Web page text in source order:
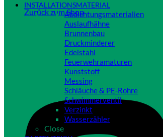
Zurück zum Shop
INSTALLATIONSMATERIAL
Abdichtungsmaterialien
Auslaufhähne
Brunnenbau
Druckminderer
Edelstahl
Feuerwehramaturen
Kunststoff
Messing
Schläuche & PE-Rohre
Schwimmerventil
Verzinkt
Wasserzähler
Close